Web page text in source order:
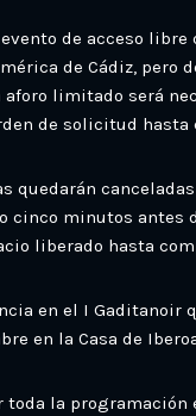
de acceso libre
de Cádiz, pero
aforo limitado será
de solicitud hasta
quedarán
cinco minutos antes
liberado hasta
en el I Gaditanoir
en la Casa de
toda la programación